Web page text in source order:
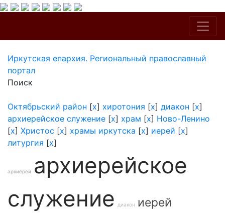
Иркутская епархия. Региональный православный
портал
Поиск
Октябрьский район [x] хиротония [x] диакон [x]
архиерейское служение [x] храм [x] Ново-Ленино
[x] Христос [x] храмы иркутска [x] иерей [x]
литургия [x]
архиерей
архиерейское
служение
диакон иерей